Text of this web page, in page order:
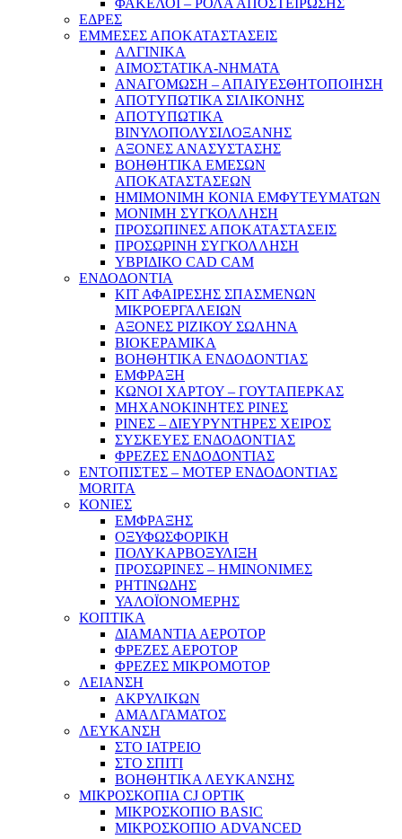
ΦΑΚΕΛΟΙ – ΡΟΛΑ ΑΠΟΣΤΕΙΡΩΣΗΣ
ΕΔΡΕΣ
ΕΜΜΕΣΕΣ ΑΠΟΚΑΤΑΣΤΑΣΕΙΣ
ΑΛΓΙΝΙΚΑ
ΑΙΜΟΣΤΑΤΙΚΑ-ΝΗΜΑΤΑ
ΑΝΑΓΟΜΩΣΗ – ΑΠΑΙΥΕΣΘΗΤΟΠΟΙΗΣΗ
ΑΠΟΤΥΠΩΤΙΚΑ ΣΙΛΙΚΟΝΗΣ
ΑΠΟΤΥΠΩΤΙΚΑ
ΒΙΝΥΛΟΠΟΛΥΣΙΛΟΞΑΝΗΣ
ΑΞΟΝΕΣ ΑΝΑΣΥΣΤΑΣΗΣ
ΒΟΗΘΗΤΙΚΑ ΕΜΕΣΩΝ
ΑΠΟΚΑΤΑΣΤΑΣΕΩΝ
ΗΜΙΜΟΝΙΜΗ ΚΟΝΙΑ ΕΜΦΥΤΕΥΜΑΤΩΝ
ΜΟΝΙΜΗ ΣΥΓΚΟΛΛΗΣΗ
ΠΡΟΣΩΠΙΝΕΣ ΑΠΟΚΑΤΑΣΤΑΣΕΙΣ
ΠΡΟΣΩΡΙΝΗ ΣΥΓΚΟΛΛΗΣΗ
ΥΒΡΙΔΙΚΟ CAD CAM
ΕΝΔΟΔΟΝΤΙΑ
ΚΙΤ ΑΦΑΙΡΕΣΗΣ ΣΠΑΣΜΕΝΩΝ
ΜΙΚΡΟΕΡΓΑΛΕΙΩΝ
ΑΞΟΝΕΣ ΡΙΖΙΚΟΥ ΣΩΛΗΝΑ
ΒΙΟΚΕΡΑΜΙΚΑ
ΒΟΗΘΗΤΙΚΑ ΕΝΔΟΔΟΝΤΙΑΣ
ΕΜΦΡΑΞΗ
ΚΩΝΟΙ ΧΑΡΤΟΥ – ΓΟΥΤΑΠΕΡΚΑΣ
ΜΗΧΑΝΟΚΙΝΗΤΕΣ ΡΙΝΕΣ
ΡΙΝΕΣ – ΔΙΕΥΡΥΝΤΗΡΕΣ ΧΕΙΡΟΣ
ΣΥΣΚΕΥΕΣ ΕΝΔΟΔΟΝΤΙΑΣ
ΦΡΕΖΕΣ ΕΝΔΟΔΟΝΤΙΑΣ
ΕΝΤΟΠΙΣΤΕΣ – ΜΟΤΕΡ ΕΝΔΟΔΟΝΤΙΑΣ
MORITA
ΚΟΝΙΕΣ
ΕΜΦΡΑΞΗΣ
ΟΞΥΦΩΣΦΟΡΙΚΗ
ΠΟΛΥΚΑΡΒΟΞΥΛΙΞΗ
ΠΡΟΣΩΡΙΝΕΣ – ΗΜΙΝΟΝΙΜΕΣ
ΡΗΤΙΝΩΔΗΣ
ΥΑΛΟΪΟΝΟΜΕΡΗΣ
ΚΟΠΤΙΚΑ
ΔΙΑΜΑΝΤΙΑ ΑΕΡΟΤΟΡ
ΦΡΕΖΕΣ ΑΕΡΟΤΟΡ
ΦΡΕΖΕΣ ΜΙΚΡΟΜΟΤΟΡ
ΛΕΙΑΝΣΗ
ΑΚΡΥΛΙΚΩΝ
ΑΜΑΛΓΑΜΑΤΟΣ
ΛΕΥΚΑΝΣΗ
ΣΤΟ ΙΑΤΡΕΙΟ
ΣΤΟ ΣΠΙΤΙ
ΒΟΗΘΗΤΙΚΑ ΛΕΥΚΑΝΣΗΣ
ΜΙΚΡΟΣΚΟΠΙΑ CJ OPTIK
ΜΙΚΡΟΣΚΟΠΙΟ BASIC
ΜΙΚΡΟΣΚΟΠΙΟ ADVANCED